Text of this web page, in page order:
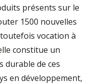
présents sur le
1500 nouvelles
vocation à
constitue un
durable de ces
en développement,